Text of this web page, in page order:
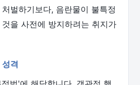
벌하기보다, 음란물이 불특정
을 사전에 방지하려는 취지가
격